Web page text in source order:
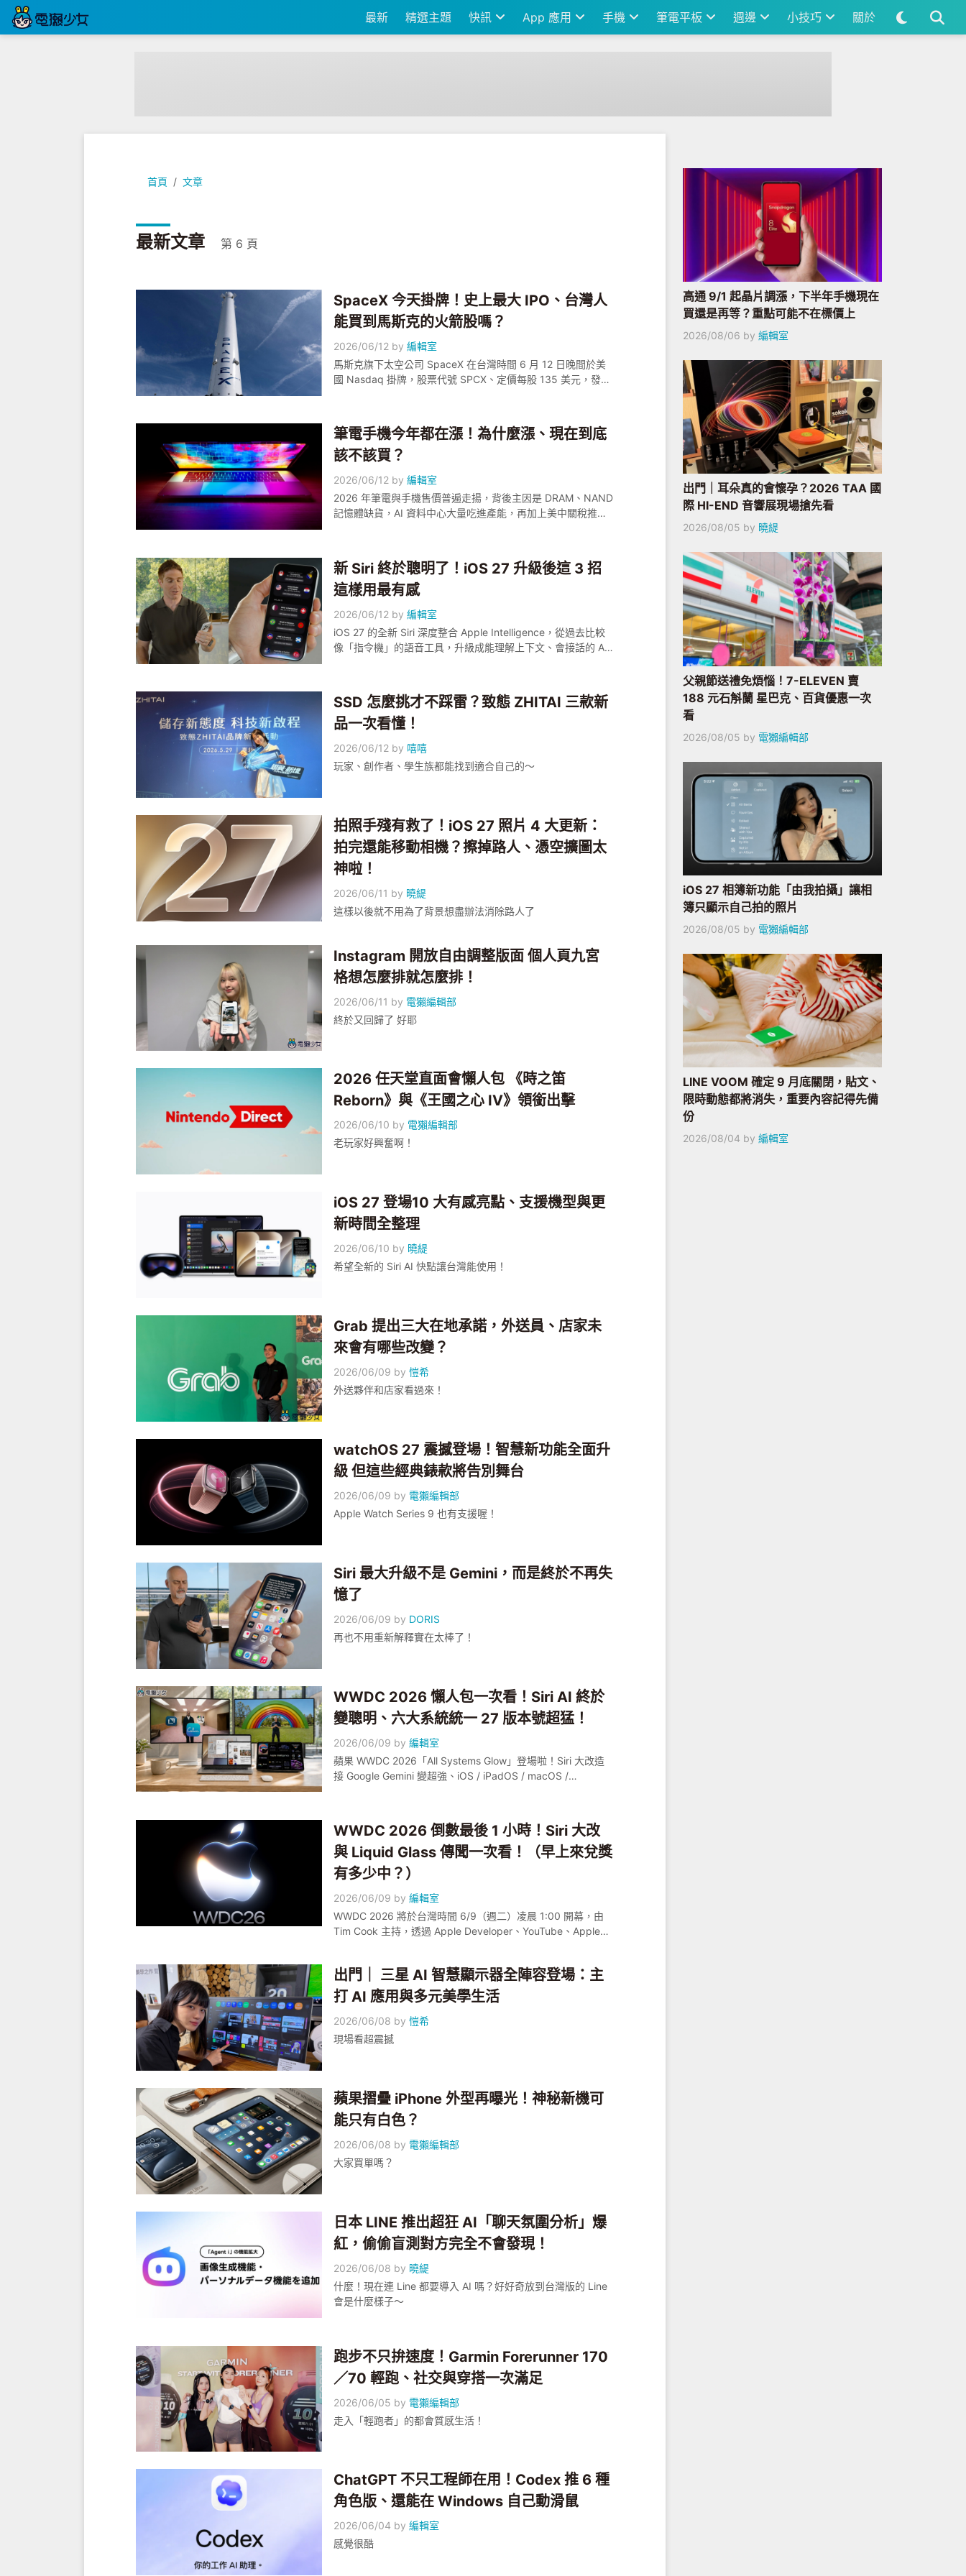
最新 精選主題 快訊 App 應用 手機 筆電平板 週邊 小技巧 關於
首頁 文章
最新文章 第 6 頁
SpaceX 今天掛牌！史上最大 IPO、台灣人
能買到馬斯克的火箭股嗎？
2026/06/12 by編輯室
馬斯克旗下太空公司 SpaceX 在台灣時間 6 月 12 日晚間於美
國 Nasdaq 掛牌，股票代號 SPCX、定價每股 135 美元，發行
到底是什麼、台灣投資人有哪些管道可以買，以及新股上市初
期要注意哪些波動風險。
筆電手機今年都在漲！為什麼漲、現在到底
該不該買？
2026/06/12 by編輯室
2026 年筆電與手機售價普遍走揚，背後主因是 DRAM、NAND
記憶體缺貨，AI 資料中心大量吃進產能，再加上美中關稅推升
下半年缺貨情況可能更嚴峻，最近有換機需求的獺友，真的要
先算一下預算了。
新 Siri 終於聰明了！iOS 27 升級後這 3 招
這樣用最有感
2026/06/12 by編輯室
iOS 27 的全新 Siri 深度整合 Apple Intelligence，從過去比較
像「指令機」的語音工具，升級成能理解上下文、會接話的 AI
龍式連續對話、幫你讀訊息並口述回覆、看著照片或螢幕找資
訊。目前新 Siri 還在 Developer Beta 階段，正式版預計秋季推
出，功能仍以 Apple 官方公告為準
SSD 怎麼挑才不踩雷？致態 ZHITAI 三款新
品一次看懂！
2026/06/12 by 嘻嘻
玩家、創作者、學生族都能找到適合自己的～
拍照手殘有救了！iOS 27 照片 4 大更新：
拍完還能移動相機？擦掉路人、憑空擴圖太
神啦！
2026/06/11 by 曉緹
這樣以後就不用為了背景想盡辦法消除路人了
Instagram 開放自由調整版面 個人頁九宮
格想怎麼排就怎麼排！
2026/06/11 by 電獺編輯部
終於又回歸了 好耶
2026 任天堂直面會懶人包 《時之笛
Reborn》與《王國之心 IV》領銜出擊
2026/06/10 by 電獺編輯部
老玩家好興奮啊！
iOS 27 登場10 大有感亮點、支援機型與更
新時間全整理
2026/06/10 by 曉緹
希望全新的 Siri AI 快點讓台灣能使用！
Grab 提出三大在地承諾，外送員、店家未
來會有哪些改變？
2026/06/09 by愷希
外送夥伴和店家看過來！
watchOS 27 震撼登場！智慧新功能全面升
級 但這些經典錶款將告別舞台
2026/06/09 by 電獺編輯部
Apple Watch Series 9 也有支援喔！
Siri 最大升級不是 Gemini，而是終於不再失
憶了
2026/06/09 by DORIS
再也不用重新解釋實在太棒了！
WWDC 2026 懶人包一次看！Siri AI 終於
變聰明、六大系統統一 27 版本號超猛！
2026/06/09 by編輯室
蘋果 WWDC 2026「All Systems Glow」登場啦！Siri 大改造
接 Google Gemini 變超強、iOS / iPadOS / macOS /
HomePad 硬體！電獺少女幫你一次整理完，公測 7 月、正式
秋天上線、台灣讀者要注意中文要再等等～
WWDC 2026 倒數最後 1 小時！Siri 大改
與 Liquid Glass 傳聞一次看！（早上來兌獎
有多少中？）
2026/06/09 by編輯室
WWDC 2026 將於台灣時間 6/9（週二）凌晨 1:00 開幕，由
Tim Cook 主持，透過 Apple Developer、YouTube、Apple
命名延續、傳聞中的 Liquid Glass 全新 UI 視覺設計，以及
Apple Intelligence 一年來補完功能的舞台。小編幫大家把目前
外媒爆料整理在這篇，凌晨可以邊看邊對照。
出門｜ 三星 AI 智慧顯示器全陣容登場：主
打 AI 應用與多元美學生活
2026/06/08 by愷希
現場看超震撼
蘋果摺疊 iPhone 外型再曝光！神秘新機可
能只有白色？
2026/06/08 by 電獺編輯部
大家買單嗎？
日本 LINE 推出超狂 AI「聊天氛圍分析」爆
紅，偷偷盲測對方完全不會發現！
2026/06/08 by 曉緹
什麼！現在連 Line 都要導入 AI 嗎？好好奇放到台灣版的 Line
會是什麼樣子～
跑步不只拚速度！Garmin Forerunner 170
／70 輕跑、社交與穿搭一次滿足
2026/06/05 by 電獺編輯部
走入「輕跑者」的都會質感生活！
ChatGPT 不只工程師在用！Codex 推 6 種
角色版、還能在 Windows 自己動滑鼠
2026/06/04 by編輯室
感覺很酷
高通 9/1 起晶片調漲，下半年手機現在
買還是再等？重點可能不在標價上
2026/08/06 by 編輯室
出門｜耳朵真的會懷孕？2026 TAA 國
際 HI-END 音響展現場搶先看
2026/08/05 by 曉緹
父親節送禮免煩惱！7-ELEVEN 賣
188 元石斛蘭 星巴克、百貨優惠一次
看
2026/08/05 by 電獺編輯部
iOS 27 相簿新功能「由我拍攝」讓相
簿只顯示自己拍的照片
2026/08/05 by 電獺編輯部
LINE VOOM 確定 9 月底關閉，貼文、
限時動態都將消失，重要內容記得先備
份
2026/08/04 by 編輯室